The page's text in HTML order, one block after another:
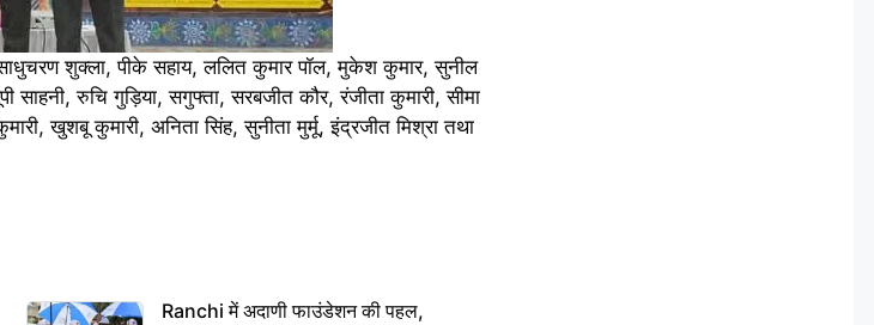
शुक्ला, पीके सहाय, ललित कुमार पॉल, मुकेश कुमार, सुनील
साहनी, रुचि गुड़िया, सगुफ्ता, सरबजीत कौर, रंजीता कुमारी, सीमा
खुशबू कुमारी, अनिता सिंह, सुनीता मुर्मू, इंद्रजीत मिश्रा तथा
Ranchi में अदाणी फाउंडेशन की पहल,